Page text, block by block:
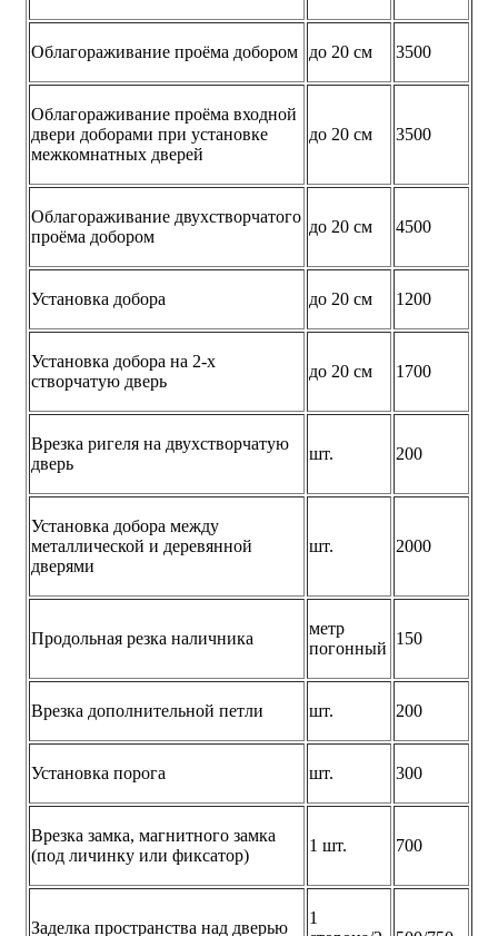
Облагораживание проёма добором до 20 см 3500
Облагораживание проёма входной
двери доборами при установке
межкомнатных дверей
до 20 см 3500
Облагораживание двухстворчатого
проёма добором
до 20 см 4500
Установка добора до 20 см 1200
Установка добора на 2-х
створчатую дверь
до 20 см 1700
Врезка ригеля на двухстворчатую
дверь
шт. 200
Установка добора между
металлической и деревянной
дверями
шт. 2000
Продольная резка наличника
метр
погонный
150
Врезка дополнительной петли шт. 200
Установка порога шт. 300
Врезка замка, магнитного замка
(под личинку или фиксатор)
1 шт. 700
Заделка пространства над дверью
1